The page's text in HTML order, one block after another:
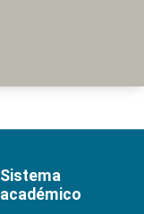
Sistema
académico